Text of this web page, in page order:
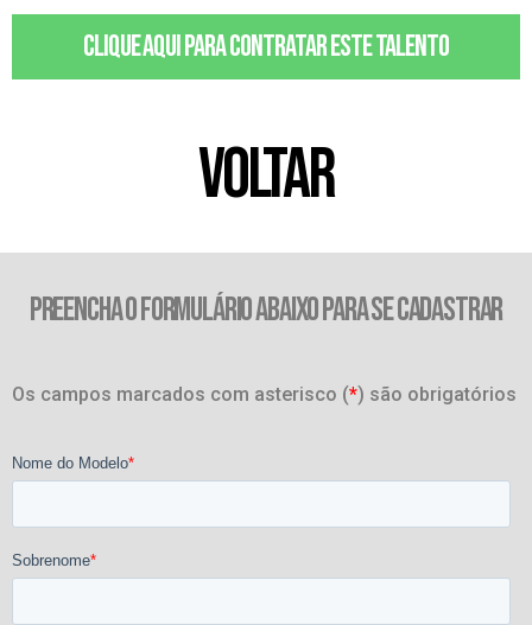
Clique aqui para contratar este talento
VOLTAR
PREENCHA O FORMULÁRIO ABAIXO PARA SE CADASTRAR
Os campos marcados com asterisco (*) são obrigatórios